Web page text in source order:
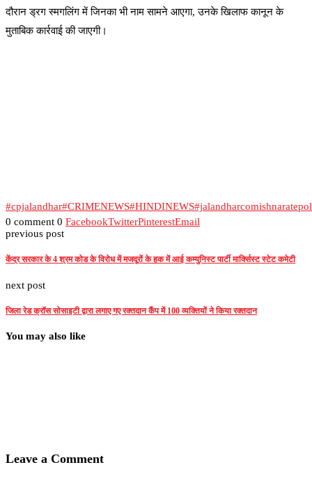
दौरान ड्रग स्मगलिंग में जिनका भी नाम सामने आएगा, उनके खिलाफ कानून के
मुताबिक कार्रवाई की जाएगी।
#cpjalandhar#CRIMENEWS#HINDINEWS
0 comment 0 FacebookTwitterPinterestEmail
previous post
केंद्र सरकार के 4 श्रम कोड के विरोध में मजदूरों के हक में आई कम्युनिस्ट पार्टी मार्क्सिस्ट स्टेट कमेटी
next post
जिला रेड क्रॉस सोसाइटी द्वारा लगाए गए रक्तदान कैंप में 100 व्यक्तियों ने किया रक्तदान
You may also like
Leave a Comment